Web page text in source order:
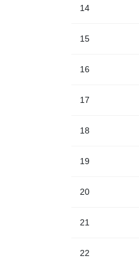
14
15
16
17
18
19
20
21
22